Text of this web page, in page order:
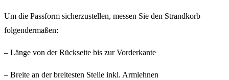
Um die Passform sicherzustellen, messen Sie den Strandkorb
folgendermaßen:
– Länge von der Rückseite bis zur Vorderkante
– Breite an der breitesten Stelle inkl. Armlehnen